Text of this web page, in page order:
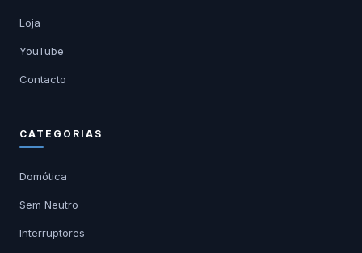
Loja
YouTube
Contacto
CATEGORIAS
Domótica
Sem Neutro
Interruptores